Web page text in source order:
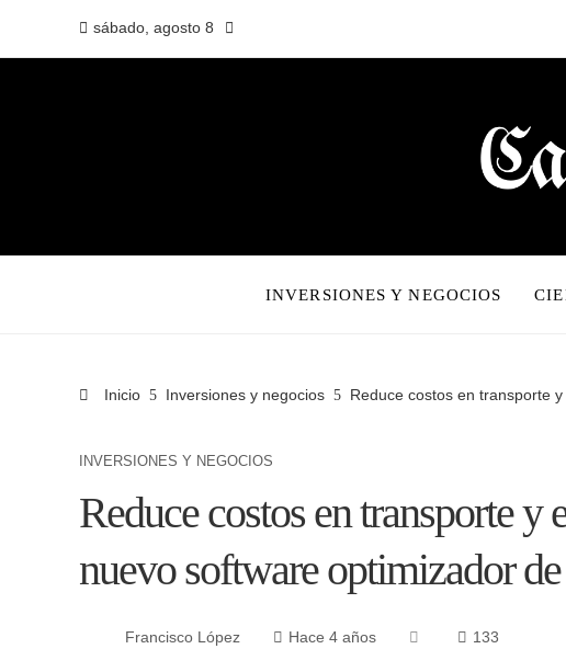
sábado, agosto 8
INVERSIONES Y NEGOCIOS
Inicio Inversiones y negocios Reduce costos en transporte
INVERSIONES Y NEGOCIOS
Reduce costos en transporte
nuevo software optimizador
Francisco López Hace 4 años 133